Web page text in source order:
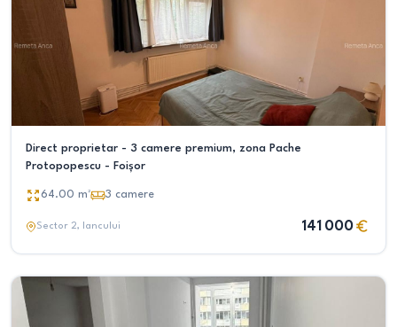
Direct proprietar - 3 camere premium, zona Pache
Protopopescu - Foișor
64.00 m² 3 camere
Sector 2, Iancului 141 000